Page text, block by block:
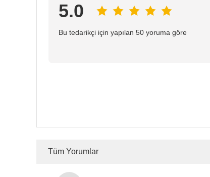
5.0
Bu tedarikçi için yapılan 50 yoruma göre
Tüm Yorumlar